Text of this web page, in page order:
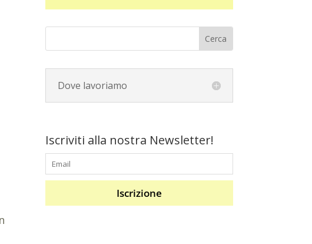
Dove lavoriamo
Iscriviti alla nostra Newsletter!
Iscrizione